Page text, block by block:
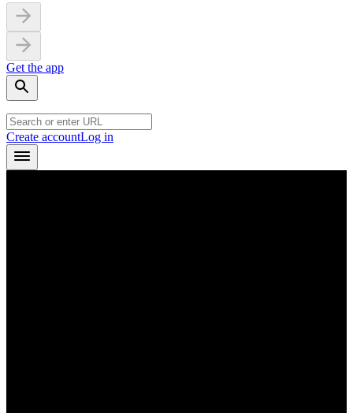
Get the app
Create accountLog in